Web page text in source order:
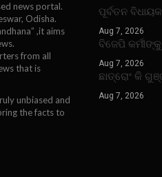
news portal.
Odisha.
,it aims
from all
that is
unbiased and
the facts to
ପୂର୍ବତନ
Aug 7, 2026
ବିଜେପି
Aug 7, 2026
ଛାତ୍ରୋଂ କି
Aug 7, 2026